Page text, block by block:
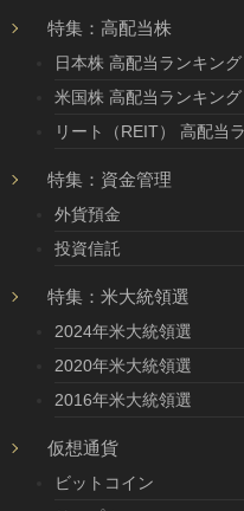
特集：高配当株
日本株 高配当ランキング
米国株 高配当ランキング
リート（REIT） 高配当
特集：資金管理
外貨預金
投資信託
特集：米大統領選
2024年米大統領選
2020年米大統領選
2016年米大統領選
仮想通貨
ビットコイン